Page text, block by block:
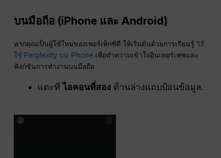
บนมือถือ (iPhone และ Android)
หากคุณเป็นผู้ใช้ใหม่ของเพอร์เพ็กซิตี ให้เริ่มต้นด้วยการเรียนรู้ วิธี
ใช้ Perplexity บน iPhone เพื่อทำความเข้าใจอินเทอร์เฟซและ
ฟังก์ชันการทำงานบนมือถือ
แตะที่ไอคอนที่สอง ด้านล่างแถบป้อนข้อมูล.